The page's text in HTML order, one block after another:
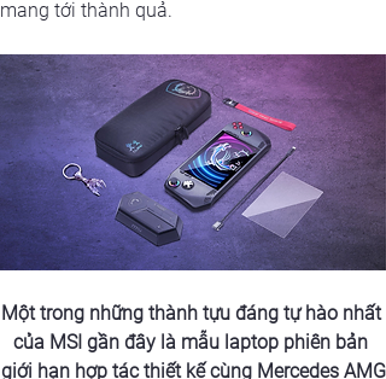
mang tới thành quả.
Một trong những thành tựu đáng tự hào nhất
của MSI gần đây là mẫu laptop phiên bản
giới hạn hợp tác thiết kế cùng Mercedes AMG